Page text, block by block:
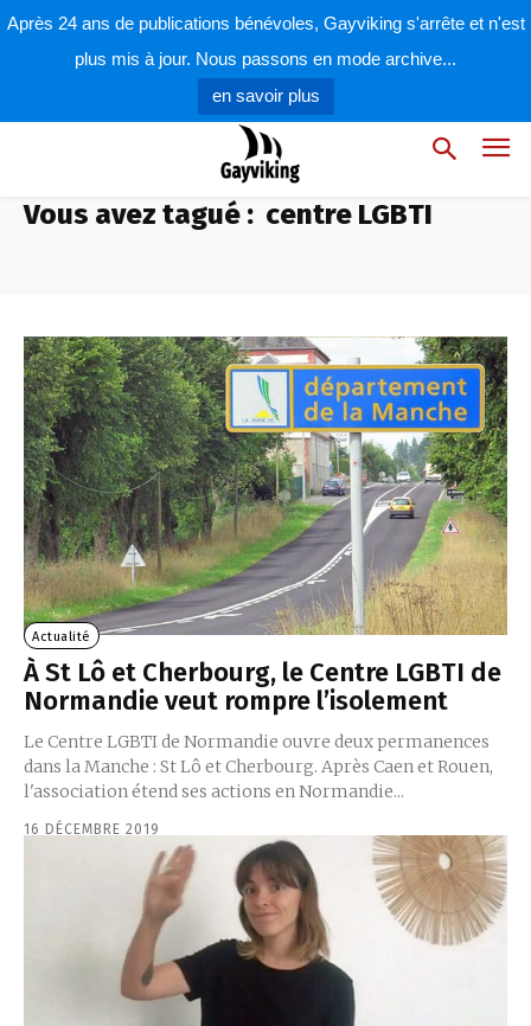
Après 24 ans de publications bénévoles, Gayviking s'arrête et n'est
plus mis à jour. Nous passons en mode archive...
en savoir plus
Vous avez tagué : centre LGBTI
Actualité
À St Lô et Cherbourg, le Centre LGBTI de
Normandie veut rompre l’isolement
Le Centre LGBTI de Normandie ouvre deux permanences
dans la Manche : St Lô et Cherbourg. Après Caen et Rouen,
l'association étend ses actions en Normandie...
16 DÉCEMBRE 2019